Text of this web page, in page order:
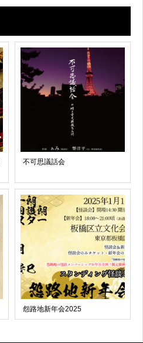
不可思議話会
怨路地新年会2025